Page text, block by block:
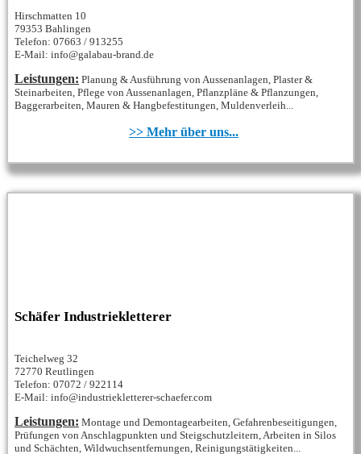
Hirschmatten 10
79353 Bahlingen
Telefon: 07663 / 913255
E-Mail: info@galabau-brand.de
Leistungen: Planung & Ausführung von Aussenanlagen, Plaster &
Steinarbeiten, Pflege von Aussenanlagen, Pflanzpläne & Pflanzungen,
Baggerarbeiten, Mauren & Hangbefestitungen, Muldenverleih...
>> Mehr über uns...
Schäfer Industriekletterer
Teichelweg 32
72770 Reutlingen
Telefon: 07072 / 922114
E-Mail: info@industriekletterer-schaefer.com
Leistungen: Montage und Demontagearbeiten, Gefahrenbeseitigungen,
Prüfungen von Anschlagpunkten und Steigschutzleitern, Arbeiten in Silos
und Schächten, Wildwuchsentfernungen, Reinigungstätigkeiten...